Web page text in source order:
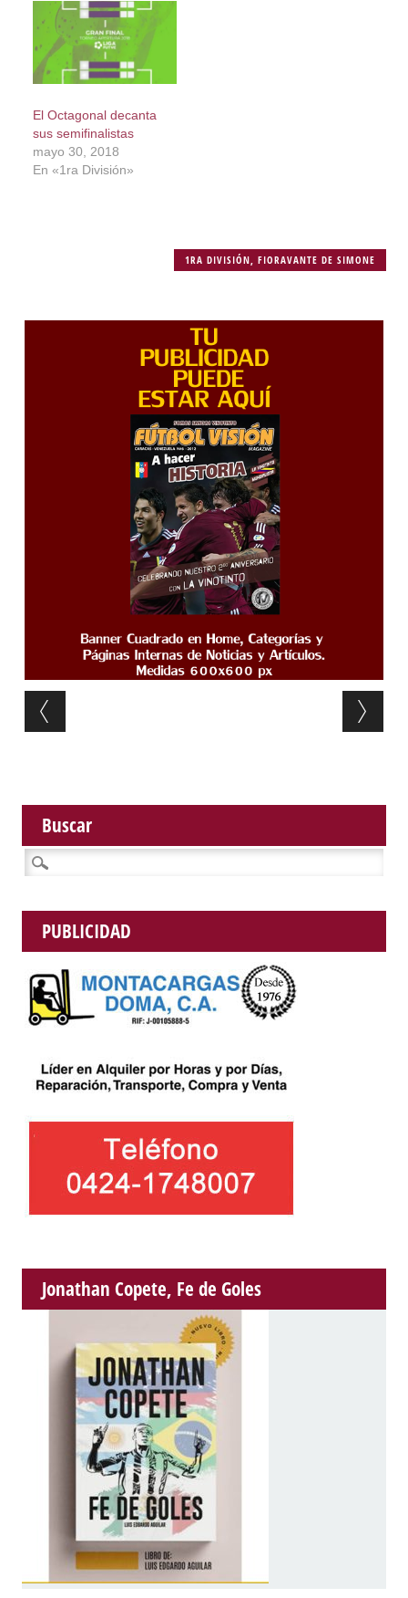
El Octagonal decanta
sus semifinalistas
mayo 30, 2018
En «1ra División»
1RA DIVISIÓN ,FIORAVANTE DE SIMONE
Post navigation
Buscar
Buscar:
PUBLICIDAD
Jonathan Copete, Fe de Goles